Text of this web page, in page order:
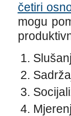
četiri
mogu